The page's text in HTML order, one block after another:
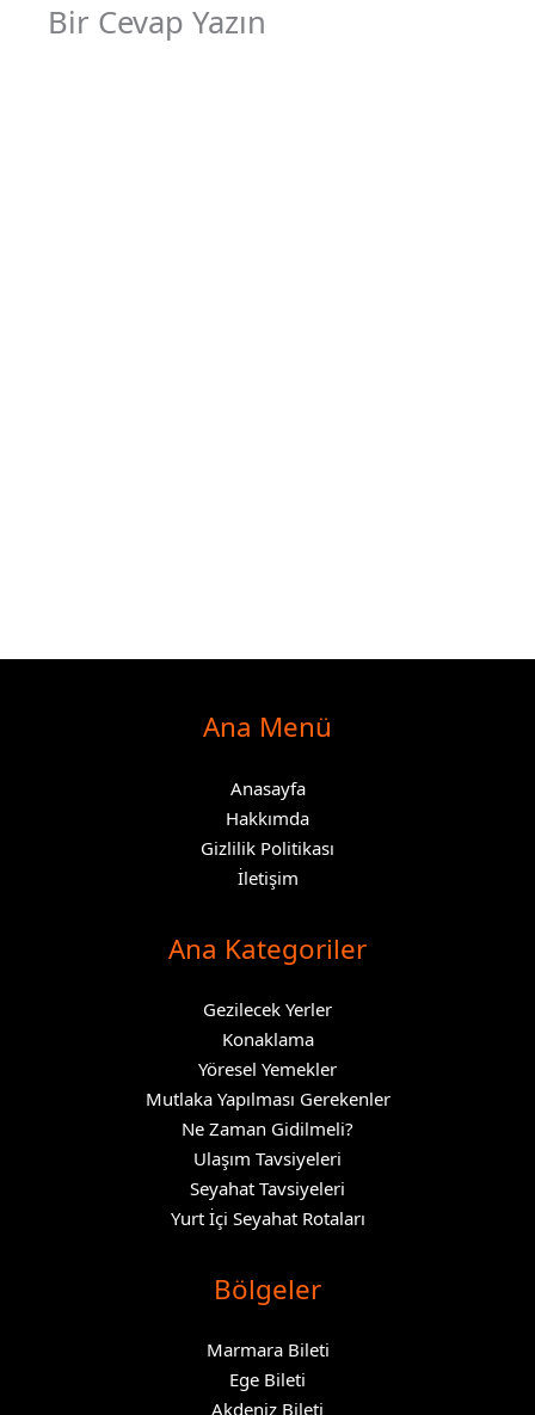
Bir Cevap Yazın
Ana Menü
Anasayfa
Hakkımda
Gizlilik Politikası
İletişim
Ana Kategoriler
Gezilecek Yerler
Konaklama
Yöresel Yemekler
Mutlaka Yapılması Gerekenler
Ne Zaman Gidilmeli?
Ulaşım Tavsiyeleri
Seyahat Tavsiyeleri
Yurt İçi Seyahat Rotaları
Bölgeler
Marmara Bileti
Ege Bileti
Akdeniz Bileti